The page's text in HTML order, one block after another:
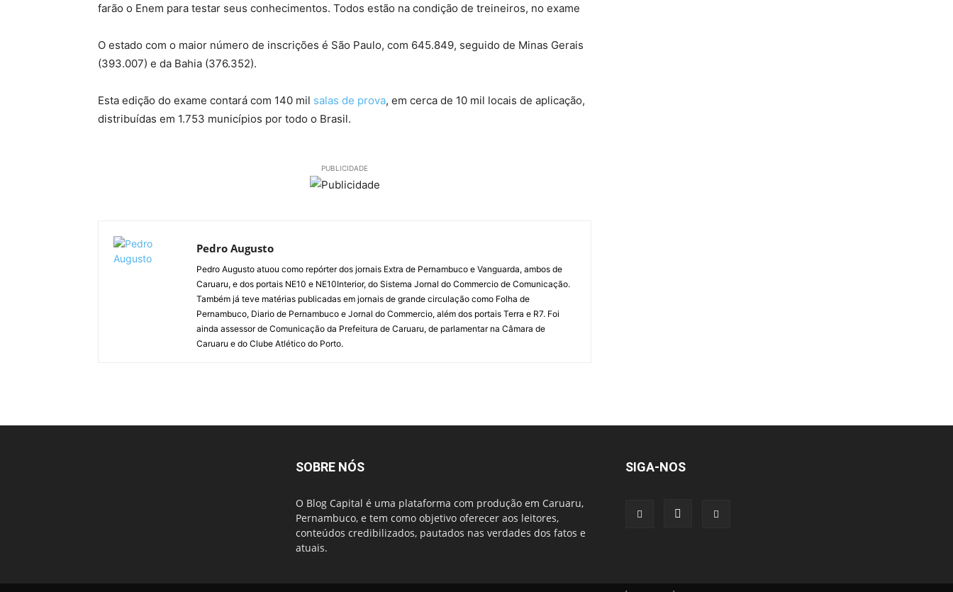
farão o Enem para testar seus conhecimentos. Todos estão na condição de treineiros, no exame
O estado com o maior número de inscrições é São Paulo, com 645.849, seguido de Minas Gerais
(393.007) e da Bahia (376.352).
Esta edição do exame contará com 140 mil salas de prova, em cerca de 10 mil locais de aplicação,
distribuídas em 1.753 municípios por todo o Brasil.
PUBLICIDADE
Pedro Augusto
Pedro Augusto atuou como repórter dos jornais Extra de Pernambuco e Vanguarda, ambos de
Caruaru, e dos portais NE10 e NE10Interior, do Sistema Jornal do Commercio de Comunicação.
Também já teve matérias publicadas em jornais de grande circulação como Folha de
Pernambuco, Diario de Pernambuco e Jornal do Commercio, além dos portais Terra e R7. Foi
ainda assessor de Comunicação da Prefeitura de Caruaru, de parlamentar na Câmara de
Caruaru e do Clube Atlético do Porto.
SOBRE NÓS
O Blog Capital é uma plataforma com produção em Caruaru,
Pernambuco, e tem como objetivo oferecer aos leitores,
conteúdos credibilizados, pautados nas verdades dos fatos e
atuais.
SIGA-NOS